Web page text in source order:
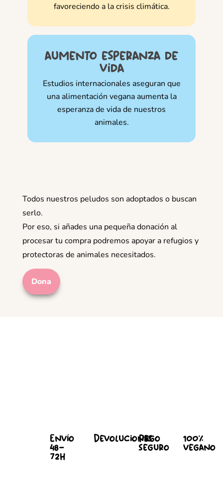
favoreciendo a la crisis climática.
aumento esperanza de
vida
Estudios internacionales aseguran que
una alimentación vegana aumenta la
esperanza de vida de nuestros
animales.
Todos nuestros peludos son adoptados o buscan
serlo.
Por eso, si añades una pequeña donación al
procesar tu compra podremos apoyar a refugios y
protectoras de animales necesitados.
Dona
Envío
48-
72h
Devoluciones
Pago
seguro
100%
vegano